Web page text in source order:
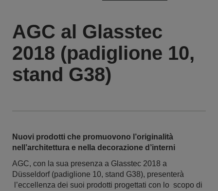
AGC al Glasstec
2018 (padiglione 10,
stand G38)
Nuovi prodotti che promuovono l’originalità
nell’architettura e nella decorazione d’interni
AGC, con la sua presenza a Glasstec 2018 a
Düsseldorf (padiglione 10, stand G38), presenterà
l’eccellenza dei suoi prodotti progettati con lo scopo di